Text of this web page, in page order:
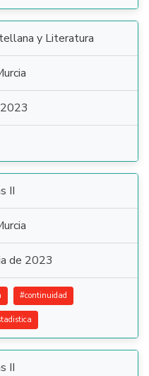
y Literatura
II
de 2023
#continuidad
II